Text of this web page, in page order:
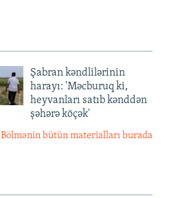
Şabran kəndlilərinin
harayı: 'Məcburuq ki,
heyvanları satıb kənddən
şəhərə köçək'
Bölmənin bütün materialları burada